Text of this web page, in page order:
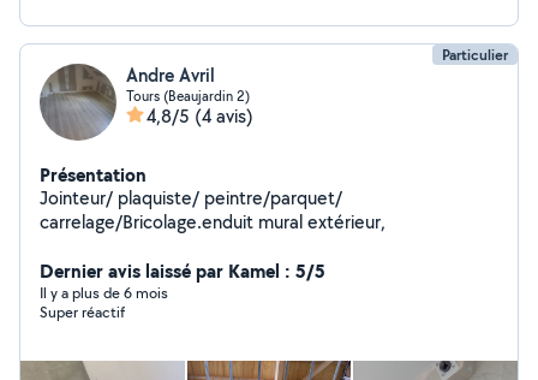
Particulier
Andre Avril
Tours (Beaujardin 2)
4,8/5 (4 avis)
Présentation
Jointeur/ plaquiste/ peintre/parquet/
carrelage/Bricolage.enduit mural extérieur,
Dernier avis laissé par Kamel : 5/5
Il y a plus de 6 mois
Super réactif